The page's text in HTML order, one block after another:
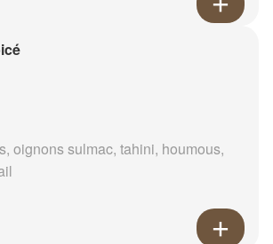
oignons sulmac, tahini, houmous,